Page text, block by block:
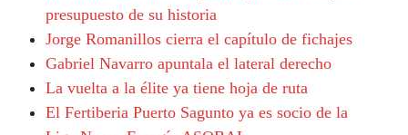
presupuesto de su historia
Jorge Romanillos cierra el capítulo de fichajes
Gabriel Navarro apuntala el lateral derecho
La vuelta a la élite ya tiene hoja de ruta
El Fertiberia Puerto Sagunto ya es socio de la